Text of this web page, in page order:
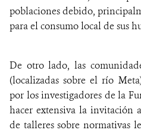
poblaciones debido,
para el consumo local de sus
De otro lado, las
(localizadas sobre el río
por los investigadores de la
hacer extensiva la invitación
de talleres sobre normativas